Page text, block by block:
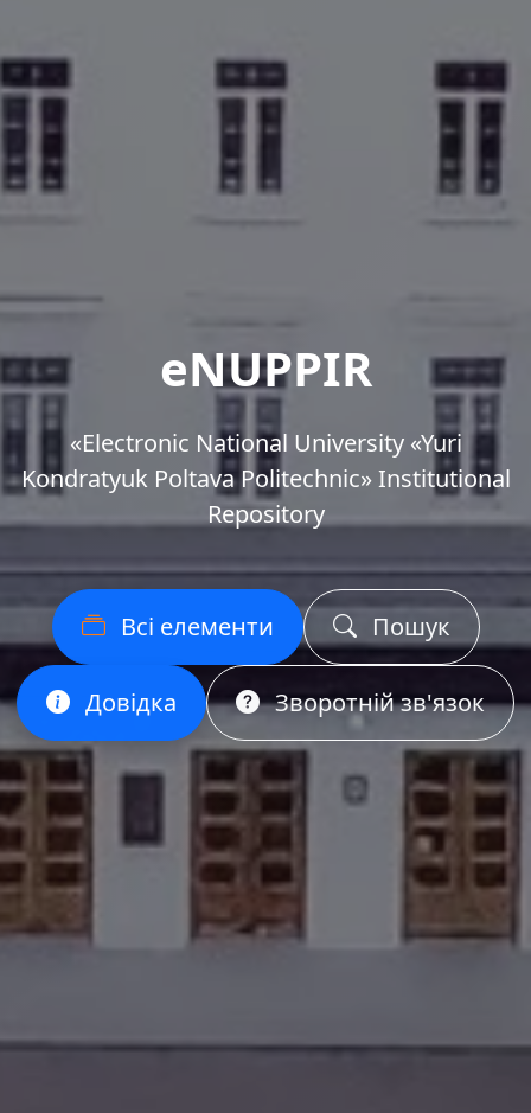
eNUPPIR
«Еlectronic National University «Yuri
Kondratyuk Poltava Politechnic» Institutional
Repository
Всі елементи Пошук
Довідка Зворотній зв'язок